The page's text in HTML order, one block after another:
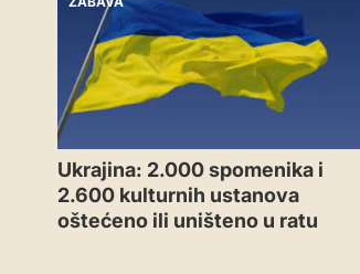
Ukrajina: 2.000 spomenika i
2.600 kulturnih ustanova
oštećeno ili uništeno u ratu